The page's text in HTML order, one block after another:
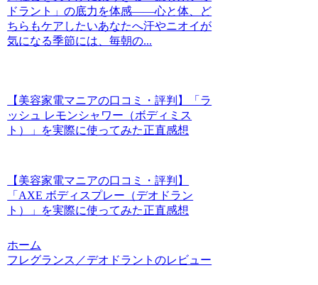
ドラント」の底力を体感——心と体、ど
ちらもケアしたいあなたへ汗やニオイが
気になる季節には、毎朝の...
【美容家電マニアの口コミ・評判】「ラ
ッシュ レモンシャワー（ボディミス
ト）」を実際に使ってみた正直感想
【美容家電マニアの口コミ・評判】
「AXE ボディスプレー（デオドラン
ト）」を実際に使ってみた正直感想
ホーム
フレグランス／デオドラントのレビュー